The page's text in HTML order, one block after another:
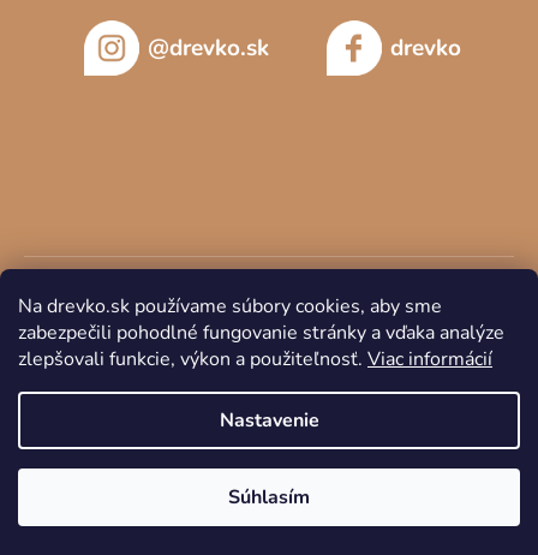
Na drevko.sk používame súbory cookies, aby sme
zabezpečili pohodlné fungovanie stránky a vďaka analýze
zlepšovali funkcie, výkon a použiteľnosť. Viac informácií
Nastavenie
Súhlasím
@drevko.sk drevko